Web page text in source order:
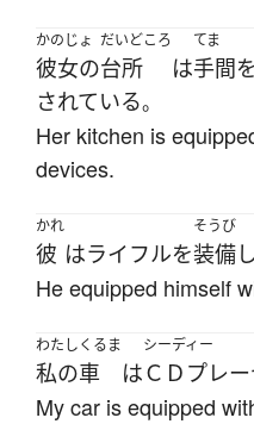
かのじょ
彼女の
だいどころ
台所 は
てま
手間を
されている。
Her kitchen is
devices.
かれ
彼 はライフルを
そうび
装備
He equipped himself
わたし
私の
くるま
車 は
シーディー
ＣＤプレ
My car is equipped